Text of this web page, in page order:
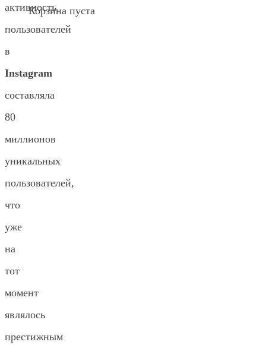
Корзина пуста
активность
пользователей
в
Instagram
составляла
80
миллионов
уникальных
пользователей,
что
уже
на
тот
момент
являлось
престижным